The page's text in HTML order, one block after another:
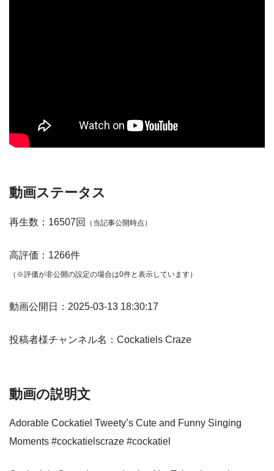
動画ステータス
再生数：16507回 （当記事公開時点）
高評価：1266件
（※評価が非公開の設定の場合は0件と表示しています）
動画公開日：2025-03-13 18:30:17
投稿者様チャンネル名：Cockatiels Craze
動画の説明文
Adorable Cockatiel Tweety’s Cute and Funny Singing
Moments #cockatielscraze #cockatiel